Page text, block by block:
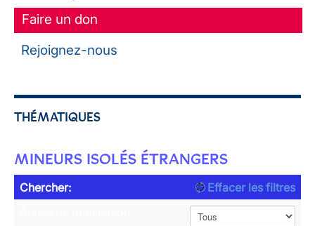
Faire un don
Rejoignez-nous
THÉMATIQUES
MINEURS ISOLÉS ÉTRANGERS
Chercher:
Effacer les filtres